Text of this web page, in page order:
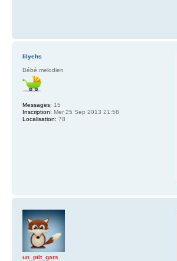
lilyehs
Bébé melodien
Messages: 15
Inscription: Mer 25 Sep 2013 21:58
Localisation: 78
un_ptit_gars